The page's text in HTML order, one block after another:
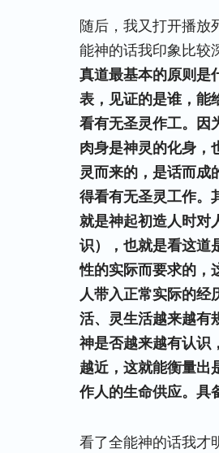
随后，我又打开播放
能神的话我印象比较
真道最基本的原则是
表，见证的是谁，能
看有无圣灵作工。因
肉身是神灵的化身，
灵而来的，是话而成
得看有无圣灵工作。
就是神起初造人时对
识），也就是看这道
性的实际而要求的，
人带入正常实际的经
活、灵生活越来越有
神是否越来越有认识
越近，这就能衡量出
作人的生命供应。具
看了全能神的话我才